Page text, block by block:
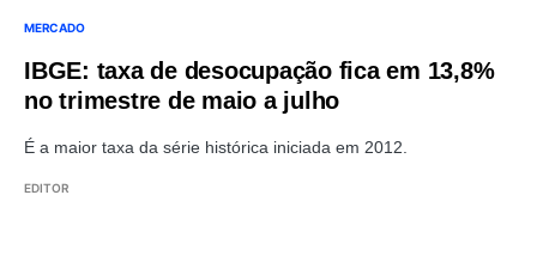
MERCADO
IBGE: taxa de desocupação fica em 13,8%
no trimestre de maio a julho
É a maior taxa da série histórica iniciada em 2012.
EDITOR